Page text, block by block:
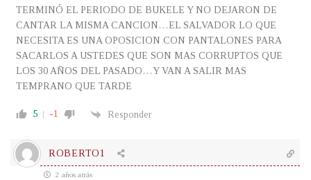
TERMINÓ EL PERIODO DE BUKELE Y NO DEJARON DE
CANTAR LA MISMA CANCION…EL SALVADOR LO QUE
NECESITA ES UNA OPOSICION CON PANTALONES PARA
SACARLOS A USTEDES QUE SON MAS CORRUPTOS QUE
LOS 30 AÑOS DEL PASADO…Y VAN A SALIR MAS
TEMPRANO QUE TARDE
5 -1 Responder
ROBERTO1
2 años atrás